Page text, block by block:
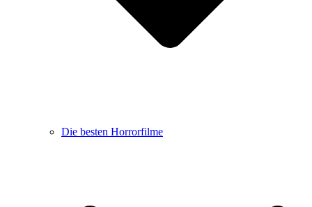
Die besten Horrorfilme